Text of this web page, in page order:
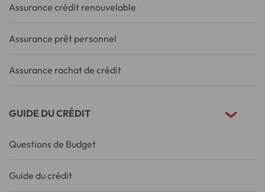
Assurance crédit renouvelable
Assurance prêt personnel
Assurance rachat de crédit
GUIDE DU CRÉDIT
Questions de Budget
Guide du crédit